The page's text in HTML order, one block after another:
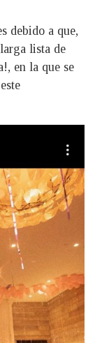
debido a que,
lista de
en la que se